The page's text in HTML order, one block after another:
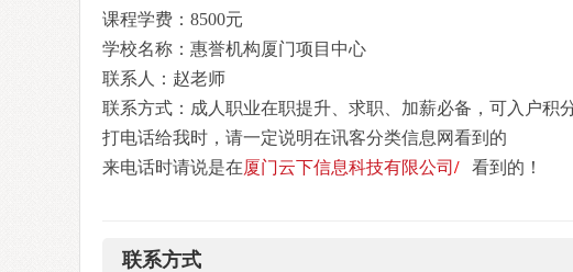
课程学费：8500元
学校名称：惠誉机构厦门项目中心
联系人：赵老师
联系方式：成人职业在职提升、求职、加薪必备，可入户积
打电话给我时，请一定说明在讯客分类信息网看到的
来电话时请说是在厦门云下信息科技有限公司 / 看到的！
联系方式